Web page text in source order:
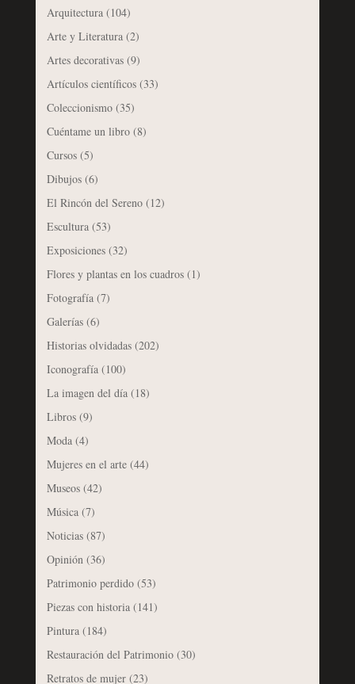
Arquitectura(104)
Arte y Literatura(2)
Artes decorativas(9)
Artículos científicos(33)
Coleccionismo(35)
Cuéntame un libro(8)
Cursos(5)
Dibujos(6)
El Rincón del Sereno(12)
Escultura(53)
Exposiciones(32)
Flores y plantas en los cuadros(1)
Fotografía(7)
Galerías(6)
Historias olvidadas(202)
Iconografía(100)
La imagen del día(18)
Libros(9)
Moda(4)
Mujeres en el arte(44)
Museos(42)
Música(7)
Noticias(87)
Opinión(36)
Patrimonio perdido(53)
Piezas con historia(141)
Pintura(184)
Restauración del Patrimonio(30)
Retratos de mujer(23)